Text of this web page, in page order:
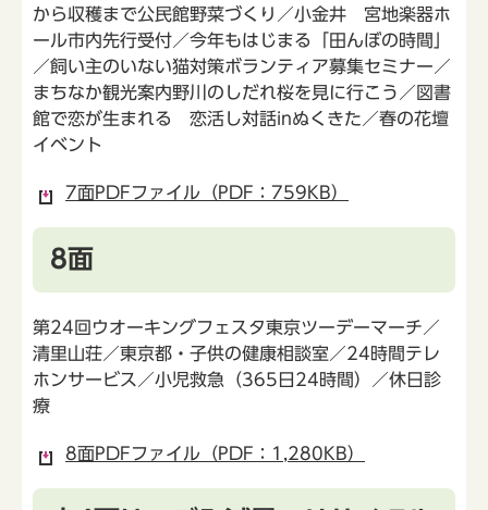
から収穫まで公民館野菜づくり／小金井 宮地楽器ホ
ール市内先行受付／今年もはじまる「田んぼの時間」
／飼い主のいない猫対策ボランティア募集セミナー／
まちなか観光案内野川のしだれ桜を見に行こう／図書
館で恋が生まれる 恋活し対話inぬくきた／春の花壇
イベント
7面PDFファイル（PDF：759KB）
8面
第24回ウオーキングフェスタ東京ツーデーマーチ／
清里山荘／東京都・子供の健康相談室／24時間テレ
ホンサービス／小児救急（365日24時間）／休日診
療
8面PDFファイル（PDF：1,280KB）